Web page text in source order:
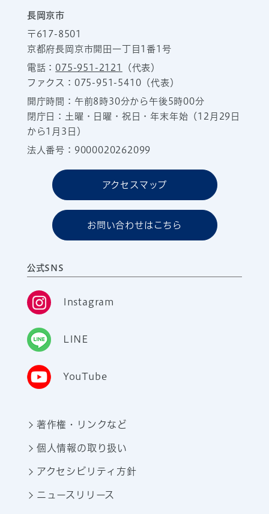
長岡京市
〒617-8501
京都府長岡京市開田一丁目1番1号
電話：075-951-2121
（代表）
ファクス：075-951-5410（代表）
開庁時間：午前8時30分から午後5時00分
閉庁日：土曜・日曜・祝日・年末年始（12月29日
から1月3日）
法人番号：9000020262099
アクセスマップ
お問い合わせはこちら
公式SNS
Instagram
LINE
YouTube
著作権・リンクなど
個人情報の取り扱い
アクセシビリティ方針
ニュースリリース